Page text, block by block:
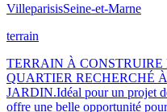
VilleparisisSeine-et-Marne
terrain
TERRAIN À CONSTRUIRE
QUARTIER RECHERCHÉ
JARDIN.Idéal pour un projet
offre une belle opportunité